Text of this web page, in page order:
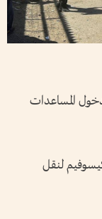
المساعدات
لنقل